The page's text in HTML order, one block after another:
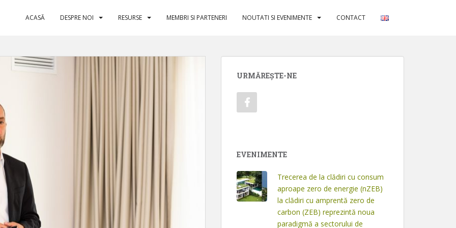
ACASĂ DESPRE NOI RESURSE MEMBRI SI PARTENERI NOUTATI SI EVENIMENTE CONTACT
URMĂREȘTE-NE
EVENIMENTE
Trecerea de la clădiri cu consum
aproape zero de energie (nZEB)
la clădiri cu amprentă zero de
carbon (ZEB) reprezintă noua
paradigmă a sectorului de